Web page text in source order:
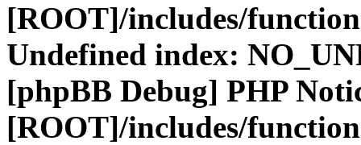
[ROOT]/includes/
Undefined index:
[phpBB Debug] PHP
[ROOT]/includes/